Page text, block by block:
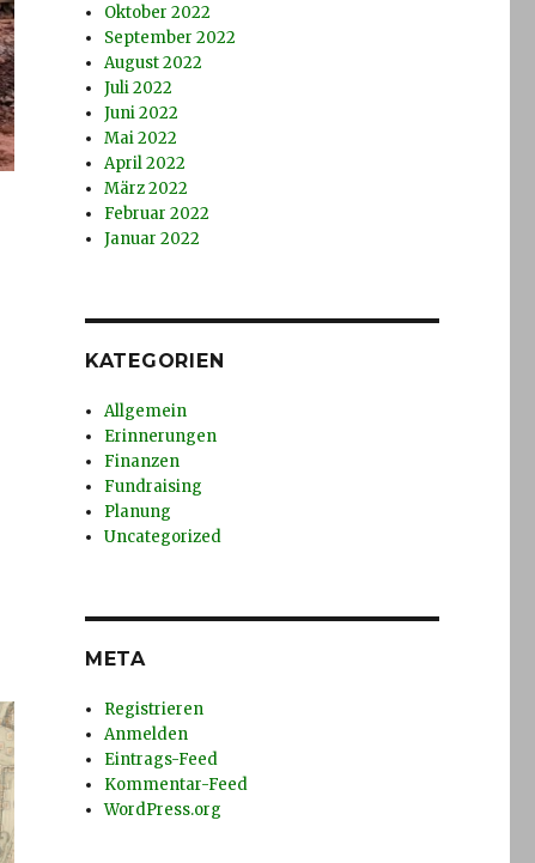
Oktober 2022
September 2022
August 2022
Juli 2022
Juni 2022
Mai 2022
April 2022
März 2022
Februar 2022
Januar 2022
KATEGORIEN
Allgemein
Erinnerungen
Finanzen
Fundraising
Planung
Uncategorized
META
Registrieren
Anmelden
Eintrags-Feed
Kommentar-Feed
WordPress.org